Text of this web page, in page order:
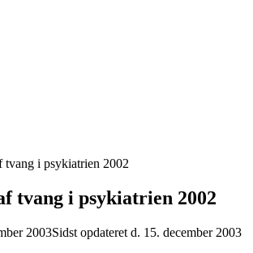
tvang i psykiatrien 2002
tvang i psykiatrien 2002
2003Sidst opdateret d. 15. december 2003